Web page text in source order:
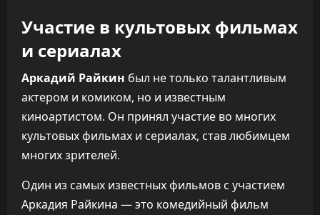
Участие в культовых фильмах
и сериалах
Аркадий Райкин был не только талантливым
актером и комиком, но и известным
киноартистом. Он принял участие во многих
культовых фильмах и сериалах, став любимцем
многих зрителей.
Один из самых известных фильмов с участием
Аркадия Райкина — это комедийный фильм